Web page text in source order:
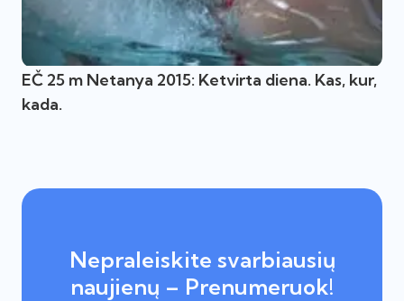
EČ 25 m Netanya 2015: Ketvirta diena. Kas, kur,
kada.
Nepraleiskite svarbiausių
naujienų – Prenumeruok!